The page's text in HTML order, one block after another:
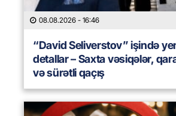
08.08.2026 - 16:46
“David Seliverstov” işində
detallar – Saxta vəsiqələr,
və sürətli qaçış